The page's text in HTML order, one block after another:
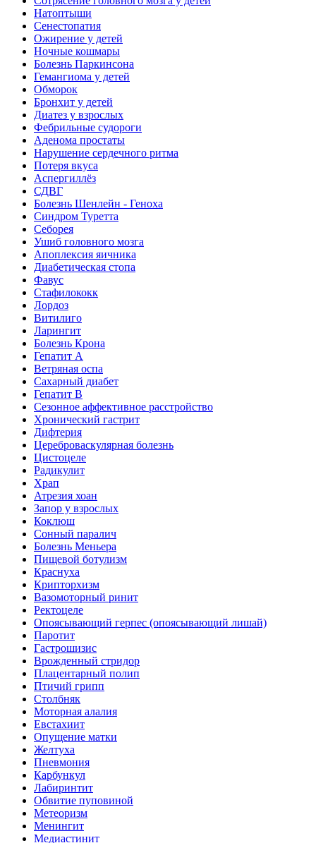
Натоптыши
Сенестопатия
Ожирение у детей
Ночные кошмары
Болезнь Паркинсона
Гемангиома у детей
Обморок
Бронхит у детей
Диатез у взрослых
Фебрильные судороги
Аденома простаты
Нарушение сердечного ритма
Потеря вкуса
Аспергиллёз
СДВГ
Болезнь Шенлейн - Геноха
Синдром Туретта
Себорея
Ушиб головного мозга
Апоплексия яичника
Диабетическая стопа
Фавус
Стафилококк
Лордоз
Витилиго
Ларингит
Болезнь Крона
Гепатит A
Ветряная оспа
Сахарный диабет
Гепатит B
Сезонное аффективное расстройство
Хронический гастрит
Дифтерия
Цереброваскулярная болезнь
Цистоцеле
Радикулит
Храп
Атрезия хоан
Запор у взрослых
Коклюш
Сонный паралич
Болезнь Меньера
Пищевой ботулизм
Краснуха
Крипторхизм
Вазомоторный ринит
Ректоцеле
Опоясывающий герпес (опоясывающий лишай)
Паротит
Гастрошизис
Врожденный стридор
Плацентарный полип
Птичий грипп
Столбняк
Моторная алалия
Евстахиит
Опущение матки
Желтуха
Пневмония
Карбункул
Лабиринтит
Обвитие пуповиной
Метеоризм
Менингит
Медиастинит